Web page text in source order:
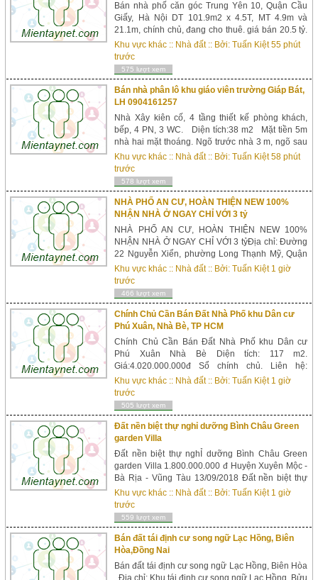
Bán nhà phố căn góc Trung Yên 10, Quận Cầu
Giấy, Hà Nội DT 101.9m2 x 4.5T, MT 4.9m và
21.1m, chính chủ, đang cho thuê. giá bán 20.5 tỷ.
Chủ nhà cần bán nhà mặt phố Trung Yên 10. Vị trí
nhà căn góc lý tưởng thích hợp cả ở và cho
thuê. + DT sổ đỏ 101.9m2 xây 4.5 tầng. + Mặt tiền
4.9m mặt hông 21.1m. Đường trư...
Khu vực khác :: Nhà đất:: Bởi:Tuấn Kiệt55 phút
trước
575 lượt xem
Bán nhà phân lô khu giáo viên trường Giáp Bát,
LH 0904161257
Nhà Xây kiên cố, 4 tầng thiết kế phòng khách,
bếp, 4 PN, 3 WC. Diện tích:38 m2 Mặt tiền 5m
nhà hai mặt thoáng. Ngõ trước nhà 3 m, ngõ sau
2m, cách đường ô tô 25 m. Gần trường cấp 1,2
Giáp Bát, gần BV Bạch Mai, gần trường đại học
BK, XD, KTQD, Quản Lý Giáo Dục. Nhà rất đẹp.
Phường Giáp Bát, Ho...
Khu vực khác :: Nhà đất:: Bởi:Tuấn Kiệt58 phút
trước
578 lượt xem
NHÀ PHỐ AN CƯ, HOÀN THIỆN NEW 100%
NHẬN NHÀ Ở NGAY CHỈ VỚI 3 tỷ
NHÀ PHỐ AN CƯ, HOÀN THIỆN NEW 100%
NHẬN NHÀ Ở NGAY CHỈ VỚI 3 tỷĐịa chỉ: Đường
22 Nguyễn Xiển, phường Long Thạnh Mỹ, Quận
9TỔNG QUANHình Thực Tế Nhà Phố xây sẵn
đường 22 Nguyễn Xiển+Vị trí: Nằm Trong Khu
Dân Cư Hiện Hữu, Liền Kề Dự Án khu Đô Thị
Vincity Quận 9 Đang Sang Lấp.+Tiện ích: Chợ,
Trường, Ngân hàng, UBND Phường...
Khu vực khác :: Nhà đất:: Bởi:Tuấn Kiệt 1 giờ
trước
466 lượt xem
Chính Chủ Cần Bán Đất Nhà Phố khu Dân cư
Phú Xuân, Nhà Bè, TP HCM
Chính Chủ Cần Bán Đất Nhà Phố khu Dân cư
Phú Xuân Nhà Bè Diện tích: 117 m2.
Giá:4.020.000.000đ Sổ chính chủ. Liên hệ:
0908082803 Bán Nhà phố Khu Dân Cư Phú
Xuân Nhà Bè Có giây phép xây dựng Điện Nước
Nhà Gần chợ gần trường học thuận tiện giao
thông đi lại. Địa chỉ:Số Nhà 25 đường sô ...
Khu vực khác :: Nhà đất:: Bởi:Tuấn Kiệt 1 giờ
trước
505 lượt xem
Đất nền biệt thự nghỉ dưỡng Bình Châu Green
garden Villa
Đất nền biệt thự nghỈ dưỡng Bình Châu Green
garden Villa 1.800.000.000 đ Huyện Xuyên Mộc -
Bà Rịa - Vũng Tàu 13/09/2018 Đất nền biệt thự
nghĩ dưỡng Bình Châu Green garden Villa 1/9
Giá:1.800.000.000 đ Liên hệ:Phòng kinh doanh
Địa chỉ:181k Bình Thới, Phường 9, Quận 11, tp
hcm Điện thoại: 0931826327 Trân trọng gử...
Khu vực khác :: Nhà đất:: Bởi:Tuấn Kiệt 1 giờ
trước
559 lượt xem
Bán đất tái định cư song ngữ Lạc Hồng, Biên
Hòa,Đồng Nai
Bán đất tái định cư song ngữ Lạc Hồng, Biên Hòa
Địa chỉ: Khu tái định cư song ngữ Lạc Hồng, Bửu